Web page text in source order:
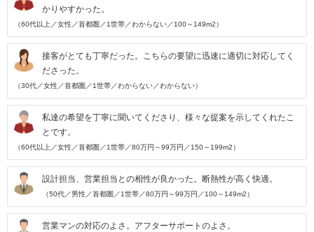
かりやすかった。
（60代以上／女性／首都圏／1世帯／わからない／100～149m2）
接客がとても丁寧だった。こちらの要望に迅速に適切に対応してく
ださった。
（30代／女性／首都圏／1世帯／わからない／わからない）
私達の希望を丁寧に聞いてくださり、様々な提案を示してくれたこ
とです。
（60代以上／女性／首都圏／1世帯／80万円～99万円／150～199m2）
設計担当、営業担当との相性が良かった。断熱性が高く快適。
（50代／男性／首都圏／1世帯／80万円～99万円／100～149m2）
営業マンの対応のよさ。アフターサポートのよさ。